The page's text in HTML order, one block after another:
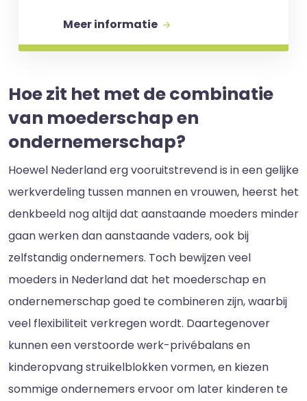
Meer informatie
Hoe zit het met de combinatie
van moederschap en
ondernemerschap?
Hoewel Nederland erg vooruitstrevend is in een gelijke
werkverdeling tussen mannen en vrouwen, heerst het
denkbeeld nog altijd dat aanstaande moeders minder
gaan werken dan aanstaande vaders, ook bij
zelfstandig ondernemers. Toch bewijzen veel
moeders in Nederland dat het moederschap en
ondernemerschap goed te combineren zijn, waarbij
veel flexibiliteit verkregen wordt. Daartegenover
kunnen een verstoorde werk-privébalans en
kinderopvang struikelblokken vormen, en kiezen
sommige ondernemers ervoor om later kinderen te